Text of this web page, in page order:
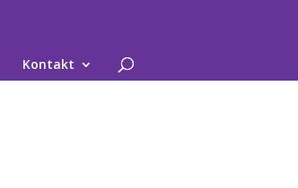
Kontakt